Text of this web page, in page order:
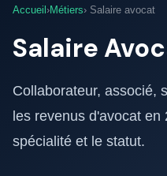
Accueil ›Métiers› Salaire avocat
Salaire
Collaborateur, associé,
les revenus d'avocat
spécialité et le statut.